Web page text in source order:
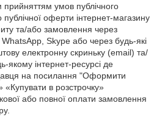
умов публічного
оферти інтернет-магазину
та/або замовлення через
Skype або через будь-які
електронну скриньку (email) та/
якому інтернет-ресурсі де
на посилання "Оформити
в розстрочку»
або повної оплати замовлення